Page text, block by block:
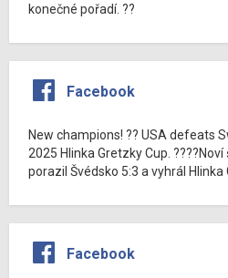
konečné pořadí. ??
Facebook
New champions! ?? USA defeats
2025 Hlinka Gretzky Cup.
porazil Švédsko 5:3 a vyhrál Hlinka
Facebook